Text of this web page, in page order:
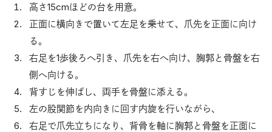
高さ15cmほどの台を用意。
正面に横向きで置いて左足を乗せて、爪先を正面に向け
る。
右足を1歩後ろへ引き、爪先を右へ向け、胸郭と骨盤を右
側へ向ける。
背すじを伸ばし、両手を骨盤に添える。
左の股関節を内向きに回す内旋を行いながら、
右足で爪先立ちになり、背骨を軸に胸郭と骨盤を正面に